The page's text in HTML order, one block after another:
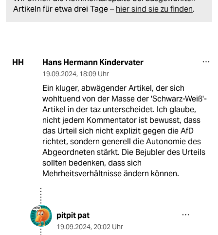
Artikeln für etwa drei Tage – hier sind sie zu finden.
HH Hans Hermann Kindervater
19.09.2024, 18:09 Uhr
Ein kluger, abwägender Artikel, der sich
wohltuend von der Masse der 'Schwarz-Weiß'-
Artikel in der taz unterscheidet. Ich glaube,
nicht jedem Kommentator ist bewusst, dass
das Urteil sich nicht explizit gegen die AfD
richtet, sondern generell die Autonomie des
Abgeordneten stärkt. Die Bejubler des Urteils
sollten bedenken, dass sich
Mehrheitsverhältnisse ändern können.
pitpit pat
19.09.2024, 20:02 Uhr